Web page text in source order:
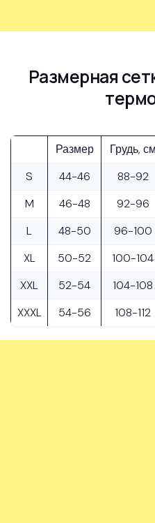
Размерная
Размер Грудь, см
S
44-46 88-92
M
46-48 92-96
L
48-50 96-100
XL
50-52 100-104
XXL
52-54 104-108
XXXL
54-56 108-112